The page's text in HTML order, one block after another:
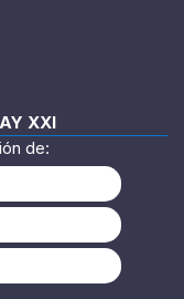
XXI
de: